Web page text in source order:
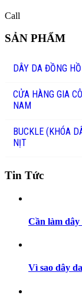
Call
SẢN PHẨM
DÂY DA ĐỒNG HỒ
CỬA HÀNG GIA
NAM
BUCKLE (KHÓA
NỊT
Tin Tức
Cần làm dây
Vì sao dây